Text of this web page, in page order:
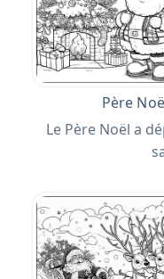
Père
Le Père Noël a